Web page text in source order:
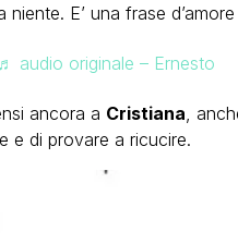
E’ una frase
♬ audio originale – Ernesto
ancora a Cristiana ,
e di provare a ricucire.